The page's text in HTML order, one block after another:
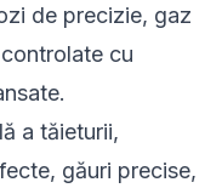
de precizie, gaz
cu
a tăieturii,
găuri precise,